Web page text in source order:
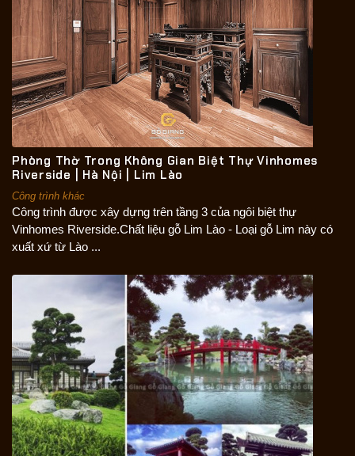
Phòng Thờ Trong Không Gian Biệt Thự Vinhomes
Riverside | Hà Nội | Lim Lào
Công trình khác
Công trình được xây dựng trên tầng 3 của ngôi biệt thự
Vinhomes Riverside.Chất liệu gỗ Lim Lào - Loại gỗ Lim này có
xuất xứ từ Lào ...